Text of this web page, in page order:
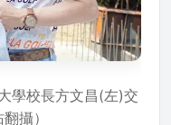
學校長方文昌(左)交
攝）